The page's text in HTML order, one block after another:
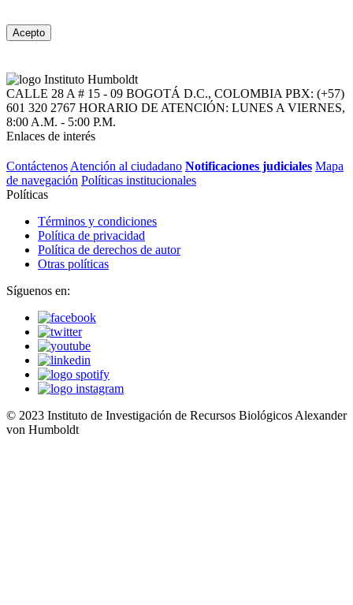
Acepto
CALLE 28 A # 15 - 09 BOGOTÁ D.C., COLOMBIA PBX: (+57)
601 320 2767 HORARIO DE ATENCIÓN: LUNES A VIERNES,
8:00 A.M. - 5:00 P.M.
Enlaces de interés
Contáctenos Atención al ciudadano Notificaciones judiciales Mapa
de navegación Políticas institucionales
Políticas
Términos y condiciones
Política de privacidad
Política de derechos de autor
Otras políticas
Síguenos en:
© 2023 Instituto de Investigación de Recursos Biológicos Alexander
von Humboldt